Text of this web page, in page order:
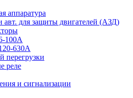
аппаратура
авт. для защиты двигателей (АЗД)
100А
630A
перегрузки
реле
и сигнализации